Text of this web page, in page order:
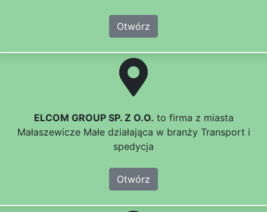
Otwórz
ELCOM GROUP SP. Z O.O. to firma z miasta
Małaszewicze Małe działająca w branży Transport i
spedycja
Otwórz